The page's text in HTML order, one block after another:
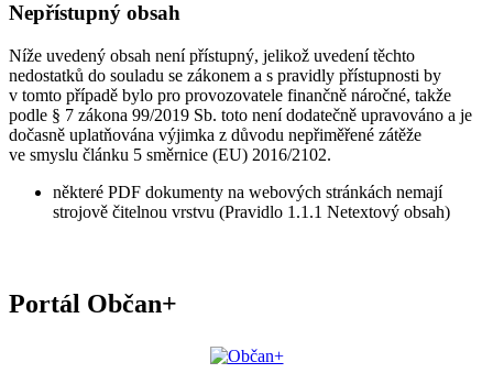
Nepřístupný obsah
Níže uvedený obsah není přístupný, jelikož uvedení těchto
nedostatků do souladu se zákonem a s pravidly přístupnosti by
v tomto případě bylo pro provozovatele finančně náročné, takže
podle § 7 zákona 99/2019 Sb. toto není dodatečně upravováno a je
dočasně uplatňována výjimka z důvodu nepřiměřené zátěže
ve smyslu článku 5 směrnice (EU) 2016/2102.
některé PDF dokumenty na webových stránkách nemají
strojově čitelnou vrstvu (Pravidlo 1.1.1 Netextový obsah)
Portál Občan+